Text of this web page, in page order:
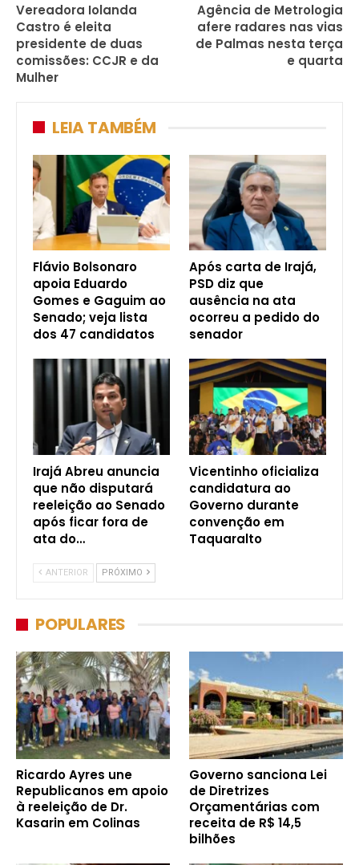
Vereadora Iolanda
Castro é eleita
presidente de duas
comissões: CCJR e da
Mulher
Agência de Metrologia
afere radares nas vias
de Palmas nesta terça
e quarta
LEIA TAMBÉM
Flávio Bolsonaro
apoia Eduardo
Gomes e Gaguim ao
Senado; veja lista
dos 47 candidatos
Após carta de Irajá,
PSD diz que
ausência na ata
ocorreu a pedido do
senador
Irajá Abreu anuncia
que não disputará
reeleição ao Senado
após ficar fora de
ata do…
Vicentinho oficializa
candidatura ao
Governo durante
convenção em
Taquaralto
ANTERIOR PRÓXIMO
POPULARES
Ricardo Ayres une
Republicanos em apoio
à reeleição de Dr.
Kasarin em Colinas
Governo sanciona Lei
de Diretrizes
Orçamentárias com
receita de R$ 14,5
bilhões